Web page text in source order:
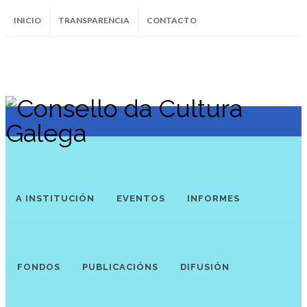
INICIO TRANSPARENCIA CONTACTO
InstagramFacebookTwitter Soundcloud
Youtube
A INSTITUCIÓN EVENTOS INFORMES
FONDOS PUBLICACIÓNS DIFUSIÓN